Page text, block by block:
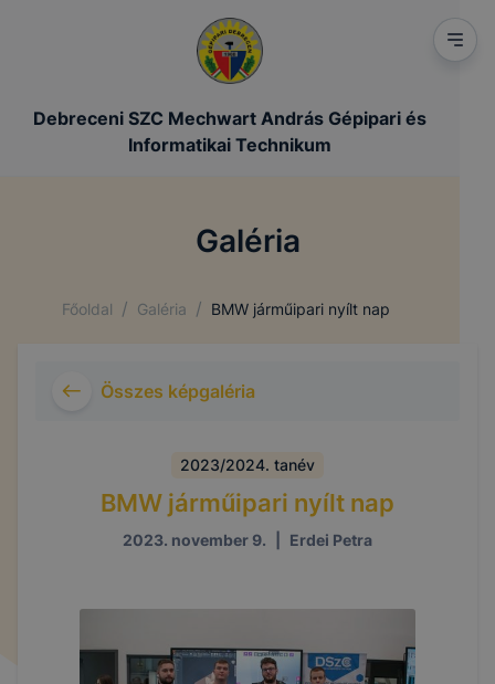
Debreceni SZC Mechwart András Gépipari és
Informatikai Technikum
Galéria
Főoldal / Galéria / BMW járműipari nyílt nap
Összes képgaléria
2023/2024. tanév
BMW járműipari nyílt nap
2023. november 9. Erdei Petra